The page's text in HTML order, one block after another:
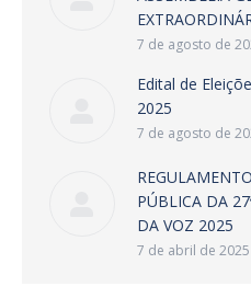
7 de agosto de
Edital de
2025
7 de agosto de
PÚBLICA DA
DA VOZ 2025
7 de abril de 2025